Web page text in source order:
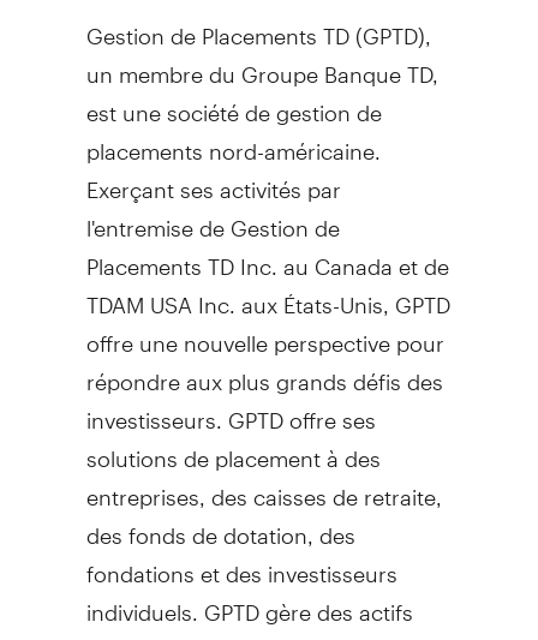
Gestion de Placements TD (GPTD),
un membre du Groupe Banque TD,
est une société de gestion de
placements nord-américaine.
Exerçant ses activités par
l'entremise de Gestion de
Placements TD Inc. au Canadaet de
TDAM USA Inc. aux États-Unis, GPTD
offre une nouvelle perspective pour
répondre aux plus grands défis des
investisseurs. GPTD offre ses
solutions de placement à des
entreprises, des caisses de retraite,
des fonds de dotation, des
fondations et des investisseurs
individuels. GPTD gère des actifs